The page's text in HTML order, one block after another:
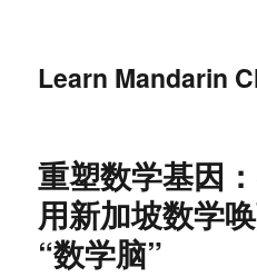
Learn Mandarin
重塑数学基因
用新加坡数学
“数学脑”